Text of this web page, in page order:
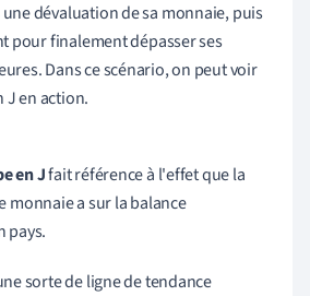
dévaluation de sa monnaie, puis
pour finalement dépasser ses
Dans ce scénario, on peut voir
J en action.
en Jfait référence à l'effet que la
monnaie a sur la balance
pays.
sorte de ligne de tendance